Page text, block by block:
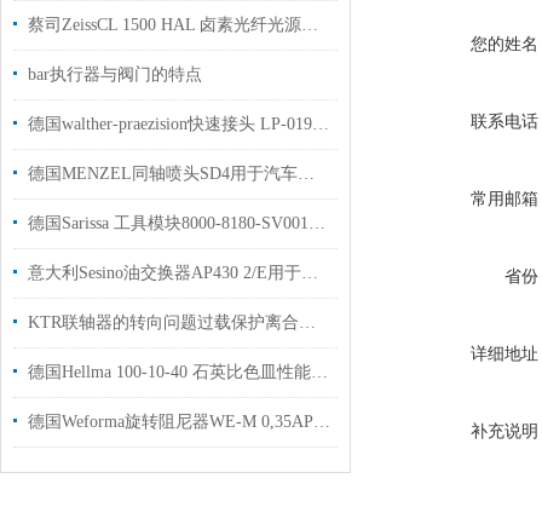
蔡司ZeissCL 1500 HAL 卤素光纤光源功能介绍
bar执行器与阀门的特点
德国walther-praezision快速接头 LP-019-0-WR533-11-1用于钢厂使用
德国MENZEL同轴喷头SD4用于汽车加工行业喷射国内现货
德国Sarissa 工具模块8000-8180-SV001用于汽车制造行业
意大利Sesino油交换器AP430 2/E用于包装行业
KTR联轴器的转向问题过载保护离合时间
德国Hellma 100-10-40 石英比色皿性能解析
德国Weforma旋转阻尼器WE-M 0,35AP用于汽车行业使用现货
您的姓名
联系电话
常用邮箱
省份
详细地址
补充说明